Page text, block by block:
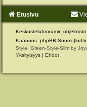
Etusivu
Keskustelufoorumin ohjelmisto
Käännös: phpBB Suomi
Style: Green-Style-Slim by
Yksityisyys | Ehdot